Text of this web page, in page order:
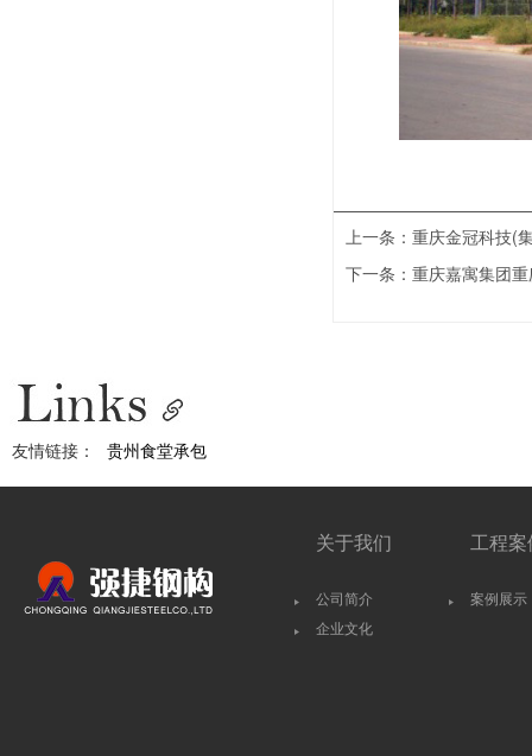
上一条： 重庆金冠科技(
下一条： 重庆嘉寓集团
友情链接： 贵州食堂承包
关于我们
公司简介
企业文化
工程案
案例展示